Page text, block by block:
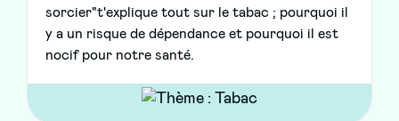
sorcier"t'explique tout sur le tabac ; pourquoi il
y a un risque de dépendance et pourquoi il est
nocif pour notre santé.